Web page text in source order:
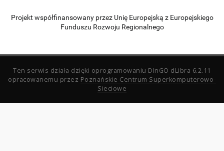
Projekt współfinansowany przez Unię Europejską z Europejskiego
Funduszu Rozwoju Regionalnego
Ten serwis działa dzięki oprogramowaniu DInGO dLibra 6.2.11
opracowanemu przez Poznańskie Centrum Superkomputerowo-
Sieciowe